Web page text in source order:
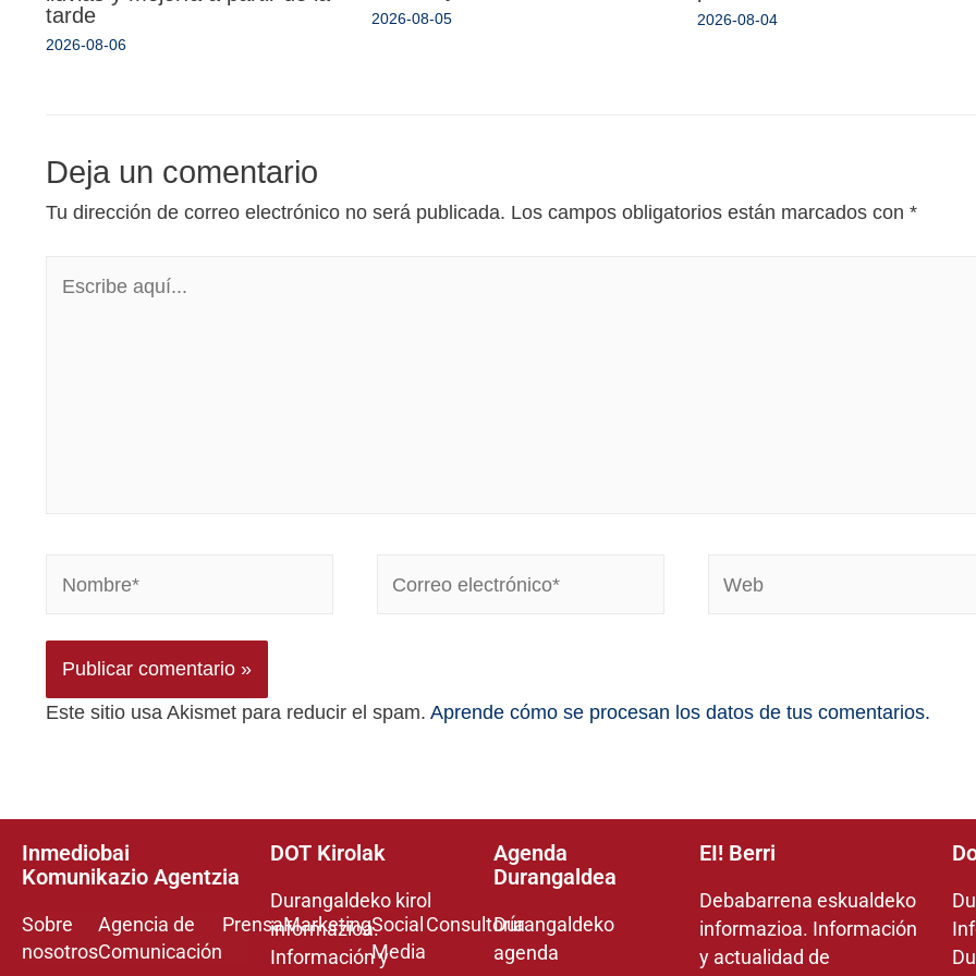
tarde
2026-08-06
2026-08-05 2026-08-04
Deja un comentario
Tu dirección de correo electrónico no será publicada. Los campos obligatorios están marcados con *
Este sitio usa Akismet para reducir el spam. Aprende cómo se procesan los datos de tus comentarios.
Inmediobai
Komunikazio Agentzia
Sobre
nosotros
Agencia de
Comunicación
PrensaMarketingSocial
Media
Consultoría
DOT Kirolak
Durangaldeko kirol
informazioa.
Información y
Agenda
Durangaldea
Durangaldeko
agenda
EI! Berri
Debabarrena eskualdeko
informazioa. Información
y actualidad de